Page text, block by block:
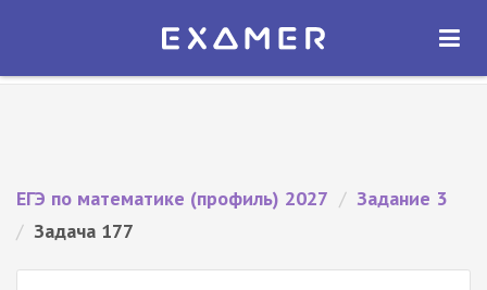
Экзамер — ЕГЭ 2027
ОТКРЫТЬ
ЕГЭ по математике (профиль) 2027 / Задание 3
/ Задача 177